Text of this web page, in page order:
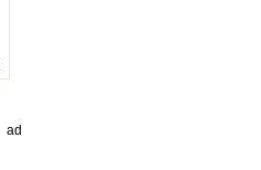
ad